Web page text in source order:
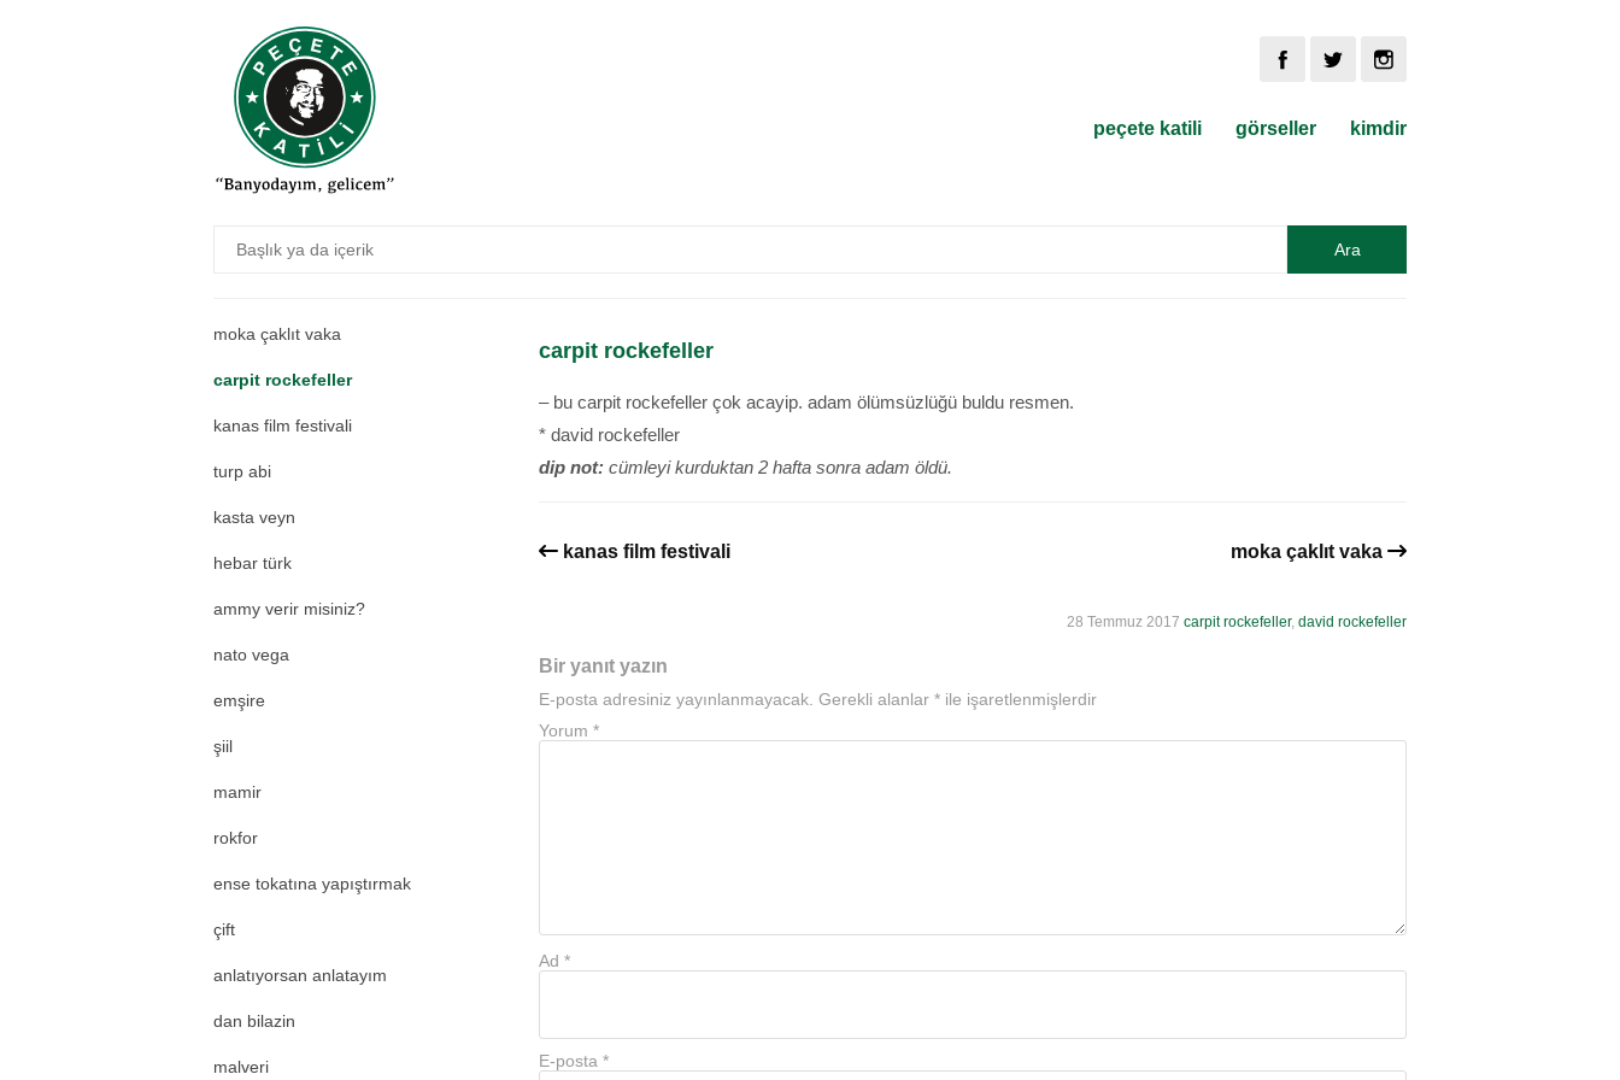
peçete katili görseller kimdir
gazoz ağacı
muştura
tek dişi kalmış canavar
hamalaya
ekskalebur
moka çaklıt vaka
carpit rockefeller
kanas film festivali
turp abi
kasta veyn
hebar türk
ammy verir misiniz?
nato vega
emşire
şiil
mamir
rokfor
ense tokatına yapıştırmak
çift
anlatıyorsan anlatayım
dan bilazin
malveri
carpit rockefeller
– bu carpit rockefeller çok acayip. adam ölümsüzlüğü buldu resmen.
* david rockefeller
dip not: cümleyi kurduktan 2 hafta sonra adam öldü.
kanas film festivali moka çaklıt vaka
28 Temmuz 2017 carpit rockefeller, david rockefeller
Bir yanıt yazın
E-posta adresiniz yayınlanmayacak. Gerekli alanlar * ile işaretlenmişlerdir
Yorum *
Ad *
E-posta *